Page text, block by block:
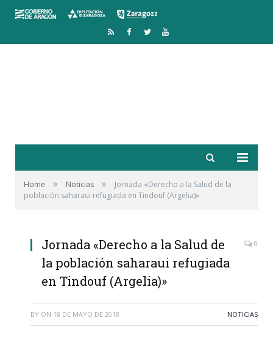
RSS Facebook
TwitterYouTube
Home » Noticias »
Jornada «Derecho a la Salud de la
población saharaui refugiada en Tindouf (Argelia)»
Jornada «Derecho a la Salud de
la población saharaui refugiada
en Tindouf (Argelia)»
0
BY ON 18 DE MAYO DE 2018 NOTICIAS